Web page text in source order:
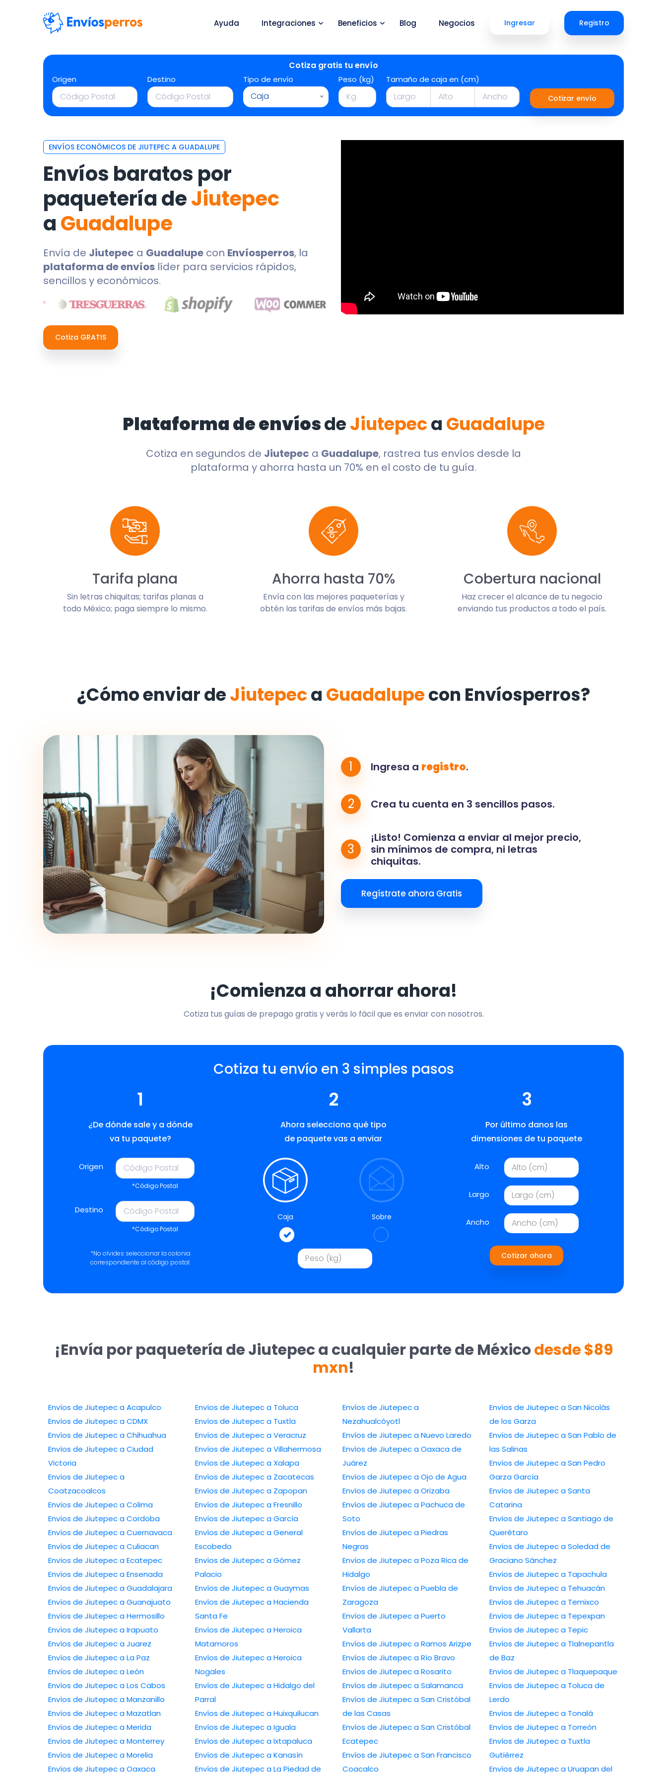
Ayuda Integraciones Beneficios Blog Negocios Ingresar Registro
Cotiza gratis tu envío
Origen Destino Tipo de envío
Caja
Peso (kg) Tamaño de caja en (cm)
Cotizar envío
ENVÍOS ECONÓMICOS DE JIUTEPEC A GUADALUPE
Envíos baratos por
paquetería deJiutepec
aGuadalupe
Envía de Jiutepec a Guadalupe con Envíosperros, la
plataforma de envíos líder para servicios rápidos,
sencillos y económicos.
Cotiza GRATIS
Plataforma de envíosdeJiutepeca Guadalupe
Cotiza en segundos de Jiutepec a Guadalupe, rastrea tus envíos desde la
plataforma y ahorra hasta un 70% en el costo de tu guía.
Tarifa plana
Sin letras chiquitas; tarifas planas a
todo México; paga siempre lo mismo.
Ahorra hasta 70%
Envía con las mejores paqueterías y
obtén las tarifas de envíos más bajas.
Cobertura nacional
Haz crecer el alcance de tu negocio
enviando tus productos a todo el país.
¿Cómo enviar deJiutepeca Guadalupecon Envíosperros?
1 Ingresa a registro.
2 Crea tu cuenta en 3 sencillos pasos.
3
¡Listo! Comienza a enviar al mejor precio,
sin mínimos de compra, ni letras
chiquitas.
Regístrate ahora Gratis
¡Comienza a ahorrar ahora!
Cotiza tus guías de prepago gratis y verás lo fácil que es enviar con nosotros.
Cotiza tu envío en 3 simples pasos
1
¿De dónde sale y a dónde
va tu paquete?
Origen
*Código Postal
Destino
*Código Postal
*No olvides seleccionar la colonia
correspondiente al código postal.
2
Ahora selecciona qué tipo
de paquete vas a enviar
Caja Sobre
3
Por último danos las
dimensiones de tu paquete
Alto
Largo
Ancho
Cotizar ahora
¡Envía por paquetería de Jiutepec a cualquier parte de Méxicodesde $89
mxn!
Envíos de Jiutepec a Acapulco
Envíos de Jiutepec a CDMX
Envíos de Jiutepec a Chihuahua
Envíos de Jiutepec a Ciudad
Victoria
Envíos de Jiutepec a
Coatzacoalcos
Envíos de Jiutepec a Colima
Envíos de Jiutepec a Cordoba
Envíos de Jiutepec a Cuernavaca
Envíos de Jiutepec a Culiacan
Envíos de Jiutepec a Ecatepec
Envíos de Jiutepec a Ensenada
Envíos de Jiutepec a Guadalajara
Envíos de Jiutepec a Guanajuato
Envíos de Jiutepec a Hermosillo
Envíos de Jiutepec a Irapuato
Envíos de Jiutepec a Juarez
Envíos de Jiutepec a La Paz
Envíos de Jiutepec a León
Envíos de Jiutepec a Los Cabos
Envíos de Jiutepec a Manzanillo
Envíos de Jiutepec a Mazatlan
Envíos de Jiutepec a Merida
Envíos de Jiutepec a Monterrey
Envíos de Jiutepec a Morelia
Envíos de Jiutepec a Oaxaca
Envíos de Jiutepec a Toluca
Envíos de Jiutepec a Tuxtla
Envíos de Jiutepec a Veracruz
Envíos de Jiutepec a Villahermosa
Envíos de Jiutepec a Xalapa
Envíos de Jiutepec a Zacatecas
Envíos de Jiutepec a Zapopan
Envíos de Jiutepec a Fresnillo
Envíos de Jiutepec a García
Envíos de Jiutepec a General
Escobedo
Envíos de Jiutepec a Gómez
Palacio
Envíos de Jiutepec a Guaymas
Envíos de Jiutepec a Hacienda
Santa Fe
Envíos de Jiutepec a Heroica
Matamoros
Envíos de Jiutepec a Heroica
Nogales
Envíos de Jiutepec a Hidalgo del
Parral
Envíos de Jiutepec a Huixquilucan
Envíos de Jiutepec a Iguala
Envíos de Jiutepec a Ixtapaluca
Envíos de Jiutepec a Kanasín
Envíos de Jiutepec a La Piedad de
Envíos de Jiutepec a
Nezahualcóyotl
Envíos de Jiutepec a Nuevo Laredo
Envíos de Jiutepec a Oaxaca de
Juárez
Envíos de Jiutepec a Ojo de Agua
Envíos de Jiutepec a Orizaba
Envíos de Jiutepec a Pachuca de
Soto
Envíos de Jiutepec a Piedras
Negras
Envíos de Jiutepec a Poza Rica de
Hidalgo
Envíos de Jiutepec a Puebla de
Zaragoza
Envíos de Jiutepec a Puerto
Vallarta
Envíos de Jiutepec a Ramos Arizpe
Envíos de Jiutepec a Río Bravo
Envíos de Jiutepec a Rosarito
Envíos de Jiutepec a Salamanca
Envíos de Jiutepec a San Cristóbal
de las Casas
Envíos de Jiutepec a San Cristóbal
Ecatepec
Envíos de Jiutepec a San Francisco
Coacalco
Envíos de Jiutepec a San Nicolás
de los Garza
Envíos de Jiutepec a San Pablo de
las Salinas
Envíos de Jiutepec a San Pedro
Garza García
Envíos de Jiutepec a Santa
Catarina
Envíos de Jiutepec a Santiago de
Querétaro
Envíos de Jiutepec a Soledad de
Graciano Sánchez
Envíos de Jiutepec a Tapachula
Envíos de Jiutepec a Tehuacán
Envíos de Jiutepec a Temixco
Envíos de Jiutepec a Tepexpan
Envíos de Jiutepec a Tepic
Envíos de Jiutepec a Tlalnepantla
de Baz
Envíos de Jiutepec a Tlaquepaque
Envíos de Jiutepec a Toluca de
Lerdo
Envíos de Jiutepec a Tonalá
Envíos de Jiutepec a Torreón
Envíos de Jiutepec a Tuxtla
Gutiérrez
Envíos de Jiutepec a Uruapan del